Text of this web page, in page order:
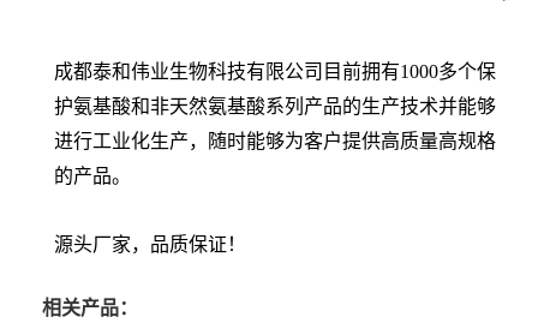
成都泰和伟业生物科技有限公司目前拥有1000多个保
护氨基酸和非天然氨基酸系列产品的生产技术并能够
进行工业化生产，随时能够为客户提供高质量高规格
的产品。
源头厂家，品质保证！
相关产品：